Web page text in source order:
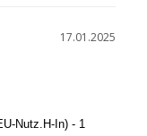
17.01.2025
Nutz.H-In) - 1